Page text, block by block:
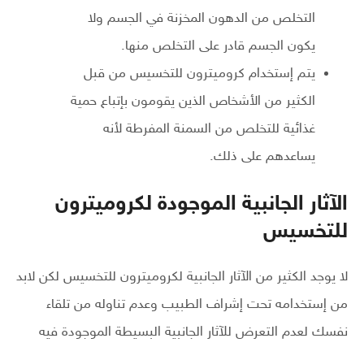
التخلص من الدهون المخزنة في الجسم ولا
يكون الجسم قادر على التخلص منها.
يتم إستخدام كروميترون للتخسيس من قبل
الكثير من الأشخاص الذين يقومون بإتباع حمية
غذائية للتخلص من السمنة المفرطة لأنه
يساعدهم على ذلك.
الآثار الجانبية الموجودة لكروميترون
للتخسيس
لا يوجد الكثير من الآثار الجانبية لكروميترون للتخسيس لكن لابد
من إستخدامه تحت إشراف الطبيب وعدم تناوله من تلقاء
نفسك لعدم التعرض للآثار الجانبية البسيطة الموجودة فيه